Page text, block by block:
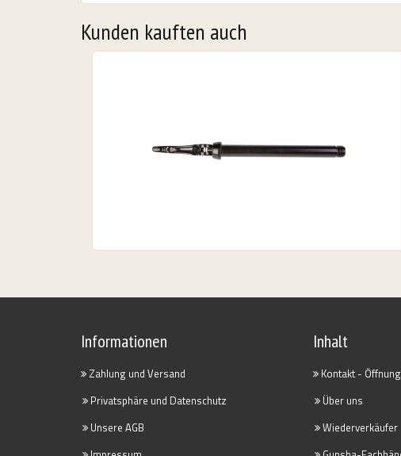
Kunden kauften auch
Informationen
Zahlung und Versand
Privatsphäre und Datenschutz
Unsere AGB
Inhalt
Kontakt -
Über uns
Wiederverkäufer